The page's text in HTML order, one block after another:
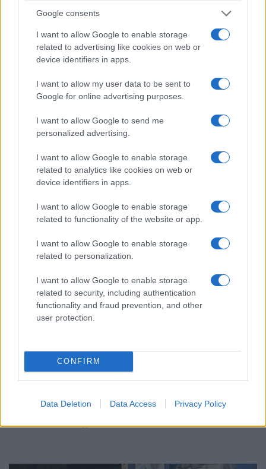
Google consents
I want to allow Google to enable storage
related to advertising like cookies on web or
device identifiers in apps.
I want to allow my user data to be sent to
Google for online advertising purposes.
I want to allow Google to send me
personalized advertising.
I want to allow Google to enable storage
related to analytics like cookies on web or
device identifiers in apps.
I want to allow Google to enable storage
related to functionality of the website or app.
I want to allow Google to enable storage
related to personalization.
I want to allow Google to enable storage
related to security, including authentication
functionality and fraud prevention, and other
user protection.
CONFIRM
Data Deletion Data Access Privacy Policy
ΣΥΛΛΟΓΟΙ
μόχθος γινόταν τραγούδι και γιορτή
Ο Σύλλογος Ποντίων Μακροχωρίου ανέδειξε τη
γεύση και την ιστορία του Πόντου στις
του Ολύμπου»
16/07/2026 - 11:14μμ